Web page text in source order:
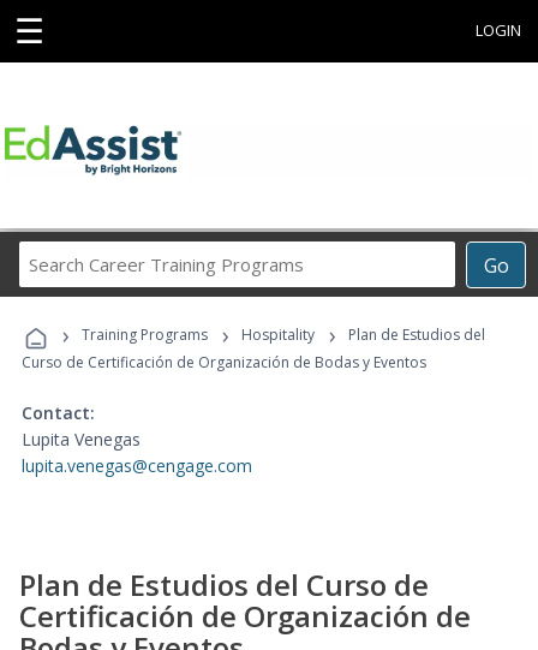
☰ LOGIN
Go
Career
Programs
› Training Programs › Hospitality ›
Plan de Estudios del
Curso de Certificación de Organización de Bodas y Eventos
Contact:
Lupita Venegas
lupita.venegas@cengage.com
Plan de Estudios del Curso de
Certificación de Organización de